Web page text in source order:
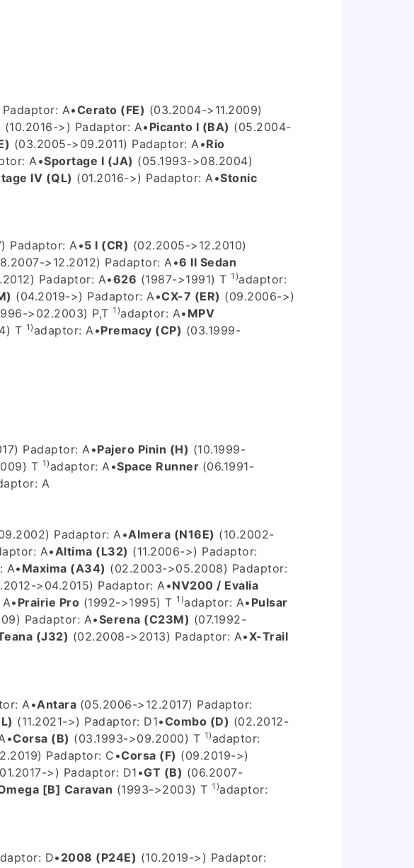
adaptor: A•Cerato (FE) (03.2004->11.2009)
(10.2016->) Padaptor: A• Picanto I (BA) (05.2004-
(03.2005->09.2011) Padaptor: A •Rio
A •Sportage I (JA) (05.1993->08.2004)
IV (QL) (01.2016->) Padaptor: A •Stonic
Padaptor: A •5 I (CR) (02.2005->12.2010)
>12.2012) Padaptor: A •6 II Sedan
Padaptor: A•626 (1987->1991) T 1)adaptor:
(04.2019->) Padaptor: A •CX-7 (ER) (09.2006->)
>02.2003) P,T 1)adaptor: A• MPV
T 1)adaptor: A •Premacy (CP) (03.1999-
Padaptor: A •Pajero Pinin (H) (10.1999-
T 1)adaptor: A •Space Runner (06.1991-
A
Padaptor: A •Almera (N16E) (10.2002-
A• Altima (L32) (11.2006->) Padaptor:
A• Maxima (A34) (02.2003->05.2008) Padaptor:
>04.2015) Padaptor: A •NV200 / Evalia
• Prairie Pro (1992->1995) T 1)adaptor: A• Pulsar
Padaptor: A•Serena (C23M) (07.1992-
(J32) (02.2008->2013) Padaptor: A•X-Trail
A •Antara (05.2006->12.2017) Padaptor:
(11.2021->) Padaptor: D1•Combo (D) (02.2012-
•Corsa (B) (03.1993->09.2000) T 1)adaptor:
Padaptor: C •Corsa (F) (09.2019->)
>) Padaptor: D1 •GT (B) (06.2007-
[B] Caravan (1993->2003) T 1)adaptor:
D• 2008 (P24E) (10.2019->) Padaptor: